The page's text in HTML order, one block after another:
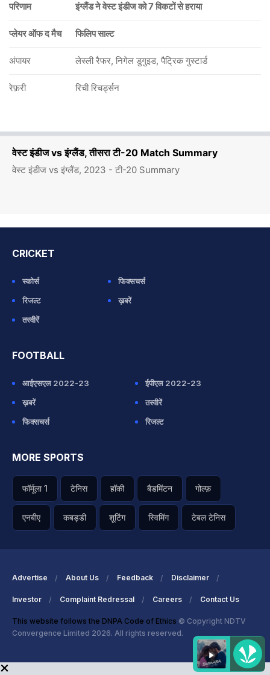
वेस्ट इंडीज vs इंग्लैंड, तीसरा टी-20 Match Summary
वेस्ट इंडीज vs इंग्लैंड, 2023 - टी-20 Summary
परिणाम इंग्लैंड ने वेस्ट इंडीज को 7 विकटों से हराया
प्लेयर ऑफ द मैच फिलिप साल्ट
अंपायर लेस्ली रैफर, निगेल डुगुइड, पैट्रिक गुस्टार्ड
रेफ़री रिची रिचर्ड्सन
CRICKET
स्कोर्स
फिक्सचर्स
रिजल्ट
ख़बरें
तस्वीरें
FOOTBALL
आईएसएल 2022-23
ईपीएल 2022-23
ख़बरें
तस्वीरें
फिक्सचर्स
रिजल्ट
MORE SPORTS
फॉर्मूला 1 टेनिस हॉकी बैडमिंटन गोल्फ़
एनबीए कबड्डी शूटिंग स्विमिंग टेबल टेनिस
Advertise About Us Feedback Disclaimer
Investor Complaint Redressal Careers Contact Us
This website follows the DNPA Code of Ethics © Copyright NDTV
Convergence Limited 2026. All rights reserved.